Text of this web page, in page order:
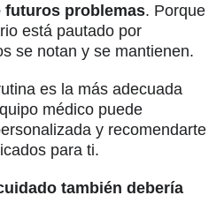
futuros problemas. Porque
está pautado por
se notan y se mantienen.
es la más adecuada
médico puede
y recomendarte
para ti.
también debería